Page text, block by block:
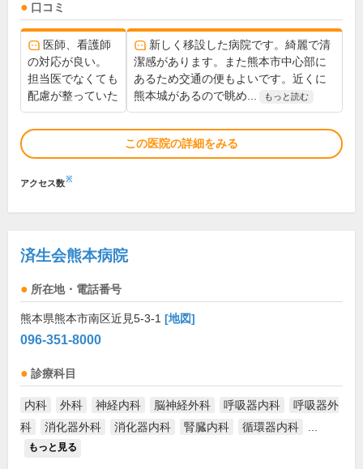
口コミ
医師、看護師
の対応が良い。
担当医でなくても
配慮が整っていた
新しく移設した病院です。綺麗で清
潔感があります。また熊本市中心部に
あるため交通の便もよいです。近くに
熊本城があるので眺め...
もっと読む
この医院の詳細をみる
アクセス数※
済生会熊本病院
所在地・電話番号
熊本県熊本市南区近見5-3-1 [地図]
096-351-8000
診療科目
内科 外科 神経内科 脳神経外科 呼吸器内科
呼吸器外
科
消化器外科 消化器内科 腎臓内科 循環器内科
もっと見る